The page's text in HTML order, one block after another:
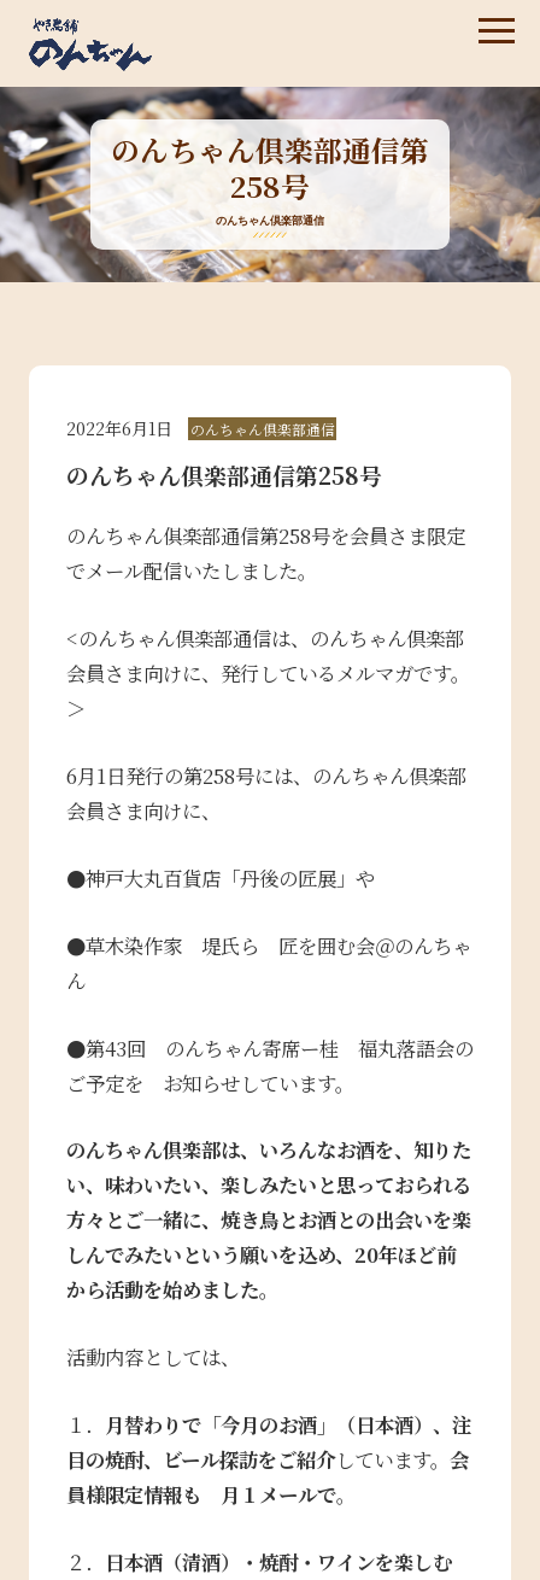
のんちゃん倶楽部通信第
258号
のんちゃん倶楽部通信
2022年6月1日 のんちゃん倶楽部通信
のんちゃん倶楽部通信第258号
のんちゃん俱楽部通信第258号を会員さま限定
でメール配信いたしました。
<のんちゃん倶楽部通信は、のんちゃん倶楽部
会員さま向けに、発行しているメルマガです。
＞
6月1日発行の第258号には、のんちゃん倶楽部
会員さま向けに、
●神戸大丸百貨店「丹後の匠展」や
●草木染作家 堤氏ら 匠を囲む会＠のんちゃ
ん
●第43回 のんちゃん寄席ー桂 福丸落語会の
ご予定を お知らせしています。
のんちゃん倶楽部は、いろんなお酒を、知りた
い、味わいたい、楽しみたいと思っておられる
方々とご一緒に、焼き鳥とお酒との出会いを楽
しんでみたいという願いを込め、20年ほど前
から活動を始めました。
活動内容としては、
１． 月替わりで「今月のお酒」（日本酒）、注
目の焼酎、ビール探訪をご紹介しています。 会
員様限定情報も 月１メールで。
２．
日本酒（清酒）・焼酎・ワインを楽しむ